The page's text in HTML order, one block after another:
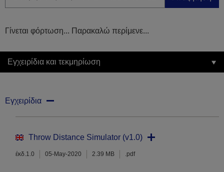
Γίνεται φόρτωση... Παρακαλώ περίμενε...
Εγχειρίδια και τεκμηρίωση
Εγχειρίδια
Throw Distance Simulator (v1.0)
έκδ.1.0 05-May-2020 2.39 MB .pdf